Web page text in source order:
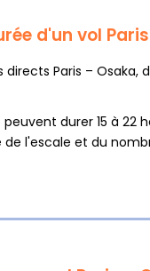
d'un vol
directs Paris – Osaka,
durer 15 à 22
l'escale et du